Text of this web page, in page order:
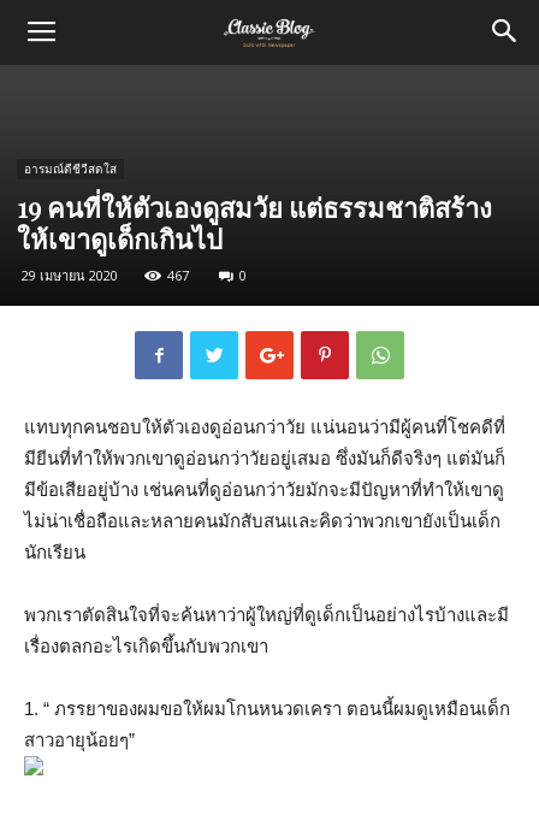
อารมณ์ดีชีวีสดใส
19 คนที่ให้ตัวเองดูสมวัย แต่ธรรมชาติสร้าง
ให้เขาดูเด็กเกินไป
29 เมษายน 2020 467 0
แทบทุกคนชอบให้ตัวเองดูอ่อนกว่าวัย แน่นอนว่ามีผู้คนที่โชคดีที่
มียีนที่ทำให้พวกเขาดูอ่อนกว่าวัยอยู่เสมอ ซึ่งมันก็ดีจริงๆ แต่มันก็
มีข้อเสียอยู่บ้าง เช่นคนที่ดูอ่อนกว่าวัยมักจะมีปัญหาที่ทำให้เขาดู
ไม่น่าเชื่อถือและหลายคนมักสับสนและคิดว่าพวกเขายังเป็นเด็ก
นักเรียน
พวกเราตัดสินใจที่จะค้นหาว่าผู้ใหญ่ที่ดูเด็กเป็นอย่างไรบ้างและมี
เรื่องตลกอะไรเกิดขึ้นกับพวกเขา
1. “ ภรรยาของผมขอให้ผมโกนหนวดเครา ตอนนี้ผมดูเหมือนเด็ก
สาวอายุน้อยๆ”